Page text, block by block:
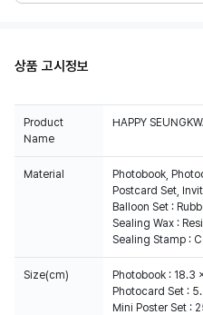
상품 고시정보
Product
Name
HAPPY
Material
Photobook,
Postcard Set,
Balloon Set :
Sealing Wax :
Sealing Stamp :
Size(cm)
Photobook : 18.3
Photocard Set :
Mini Poster Set :